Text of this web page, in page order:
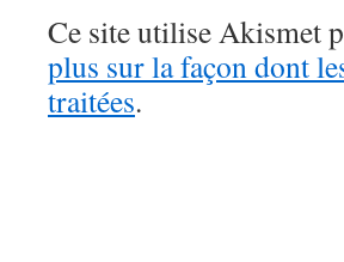
Ce site utilise Akismet
plus sur la façon dont
traitées.